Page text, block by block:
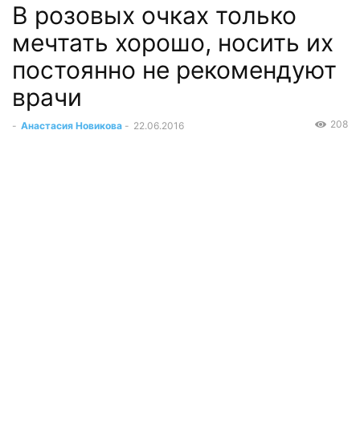
В розовых очках только
мечтать хорошо, носить их
постоянно не рекомендуют
врачи
- Анастасия Новикова - 22.06.2016 208